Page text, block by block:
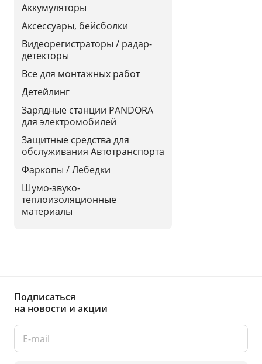
Аккумуляторы
Аксессуары, бейсболки
Видеорегистраторы / радар-
детекторы
Все для монтажных работ
Детейлинг
Зарядные станции PANDORA
для электромобилей
Защитные средства для
обслуживания Автотранспорта
Фаркопы / Лебедки
Шумо-звуко-
теплоизоляционные
материалы
Подписаться
на новости и акции